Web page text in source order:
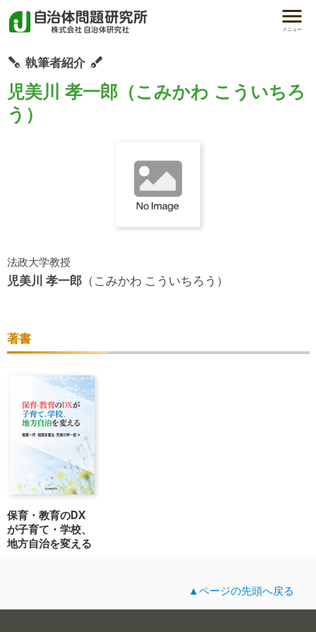
メニュー
執筆者紹介
児美川 孝一郎（こみかわ こういちろ
う）
法政大学教授
児美川 孝一郎（こみかわ こういちろう）
著書
保育・教育のDX
が子育て・学校、
地方自治を変える
▲ページの先頭へ戻る